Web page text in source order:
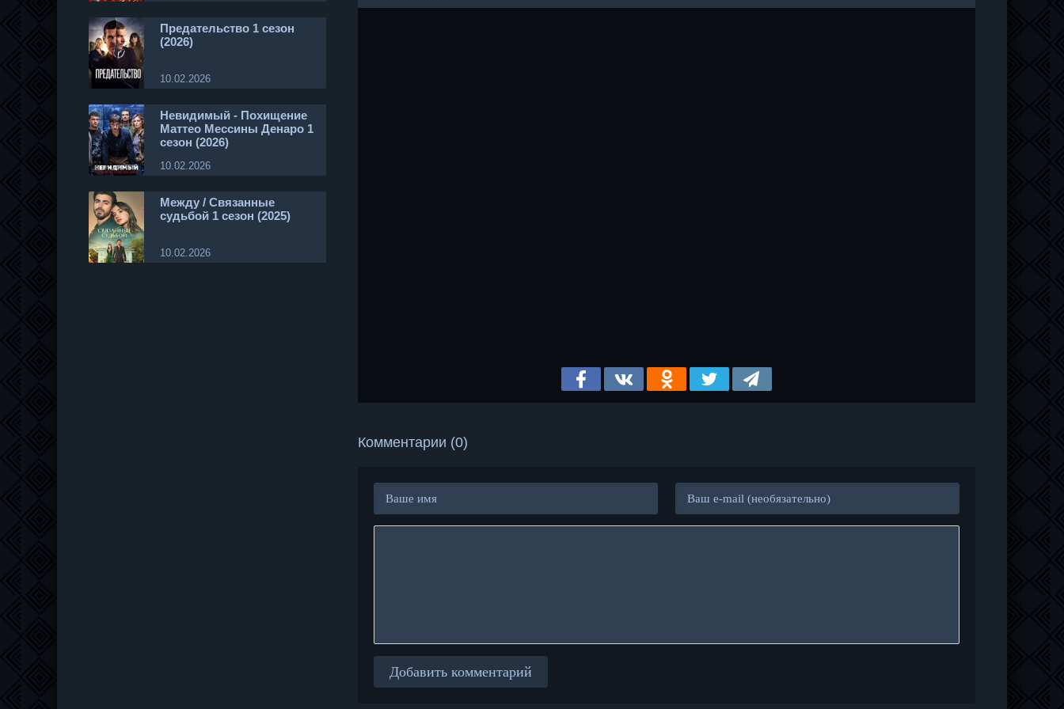
Комментарии (0)
Добавить комментарий
Предательство 1 сезон
(2026)
10.02.2026
Невидимый - Похищение
Маттео Мессины Денаро 1
сезон (2026)
10.02.2026
Между / Связанные
судьбой 1 сезон (2025)
10.02.2026